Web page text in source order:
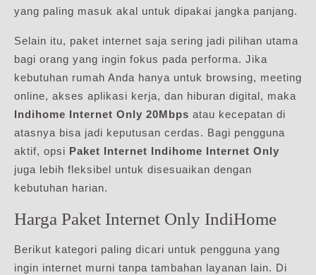
yang paling masuk akal untuk dipakai jangka panjang.
Selain itu, paket internet saja sering jadi pilihan utama
bagi orang yang ingin fokus pada performa. Jika
kebutuhan rumah Anda hanya untuk browsing, meeting
online, akses aplikasi kerja, dan hiburan digital, maka
Indihome Internet Only 20Mbps atau kecepatan di
atasnya bisa jadi keputusan cerdas. Bagi pengguna
aktif, opsi Paket Internet Indihome Internet Only
juga lebih fleksibel untuk disesuaikan dengan
kebutuhan harian.
Harga Paket Internet Only IndiHome
Berikut kategori paling dicari untuk pengguna yang
ingin internet murni tanpa tambahan layanan lain. Di